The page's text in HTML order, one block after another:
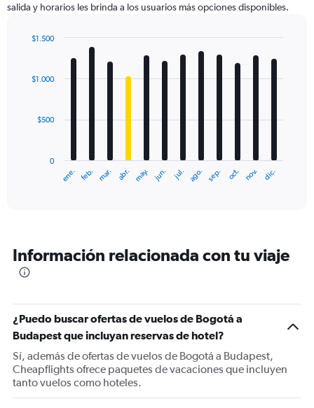
salida y horarios les brinda a los usuarios más opciones disponibles.
with
12
The
categories.
The
Y
axis
displaying
values.
Range:
0
ene. feb. mar. abr. may. jun. jul. ago. sep. oct. nov. dic.
0
$500
$1.000
$1.500
Información relacionada con tu viaje
¿Puedo buscar ofertas de vuelos de Bogotá a
Budapest que incluyan reservas de hotel?
Sí, además de ofertas de vuelos de Bogotá a Budapest,
Cheapflights ofrece paquetes de vacaciones que incluyen
tanto vuelos como hoteles.